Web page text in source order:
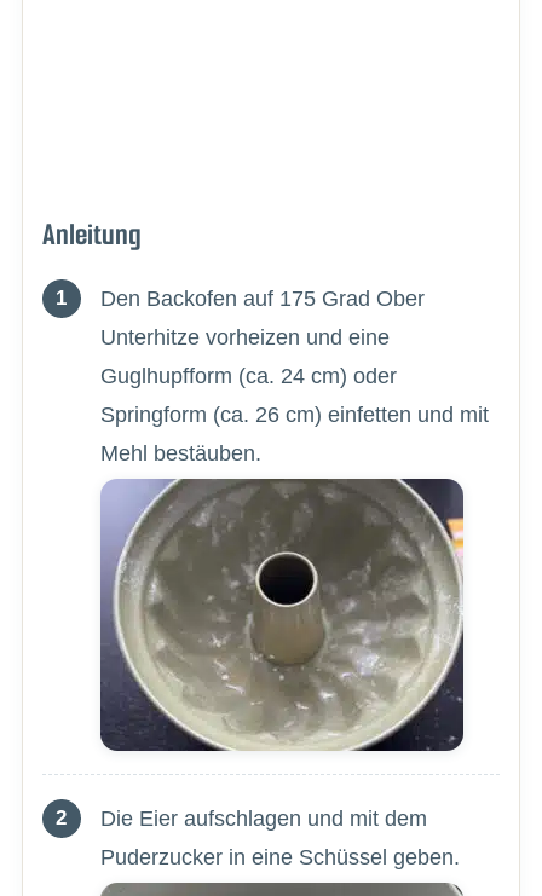
Anleitung
Den Backofen auf 175 Grad Ober
Unterhitze vorheizen und eine
Guglhupfform (ca. 24 cm) oder
Springform (ca. 26 cm) einfetten und mit
Mehl bestäuben.
Die Eier aufschlagen und mit dem
Puderzucker in eine Schüssel geben.